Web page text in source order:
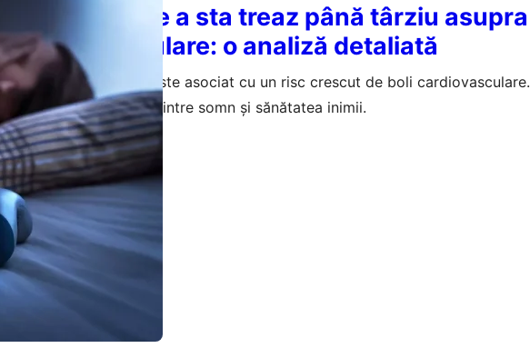
obiceiului de a sta treaz până târziu asupra
cardiovasculare: o analiză detaliată
sta treaz până târziu este asociat cu un risc crescut de boli cardiovasculare.
evidențiază legătura dintre somn și sănătatea inimii.
16 februarie 2026